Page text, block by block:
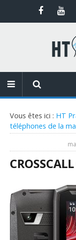
Vous êtes ici : HT
téléphones de la